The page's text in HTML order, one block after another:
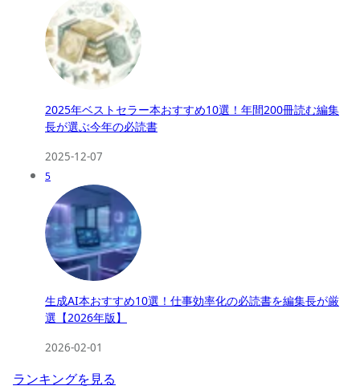
2025年ベストセラー本おすすめ10選！年間200冊読む編集
長が選ぶ今年の必読書
2025-12-07
5
生成AI本おすすめ10選！仕事効率化の必読書を編集長が厳
選【2026年版】
2026-02-01
ランキングを見る